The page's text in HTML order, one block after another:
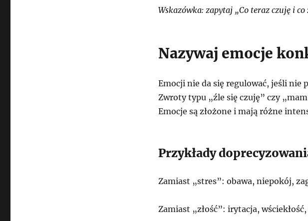
Wskazówka: zapytaj „Co teraz czuję i
Nazywaj emocje
Emocji nie da się regulować, jeśli
Zwroty typu „źle się czuję” czy
Emocje są złożone i mają różne
Przykłady
Zamiast „stres”: obawa, niepokój,
Zamiast „złość”: irytacja,